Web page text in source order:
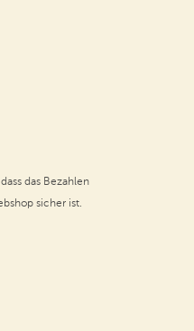
das Bezahlen
sicher ist.